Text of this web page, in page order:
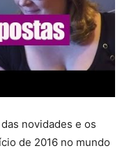
novidades e os
de 2016 no mundo